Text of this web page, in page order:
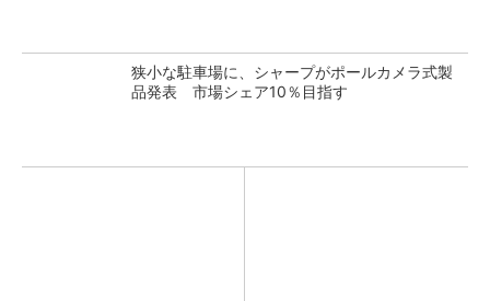
狭小な駐車場に、シャープがポールカメラ式製
品発表 市場シェア10％目指す